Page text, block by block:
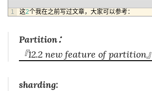
1 这2个我在之前写过文章，大家可以参考：
Partition：
『12.2 new feature of partition』
sharding: